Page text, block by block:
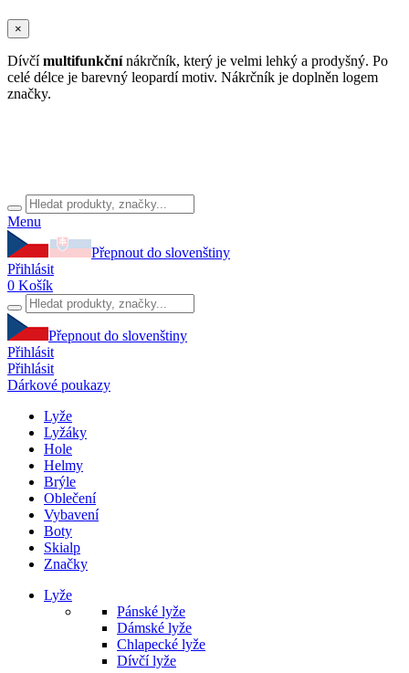
×
Dívčímultifunkčnínákrčník, který je velmi lehký a prodyšný. Po
celé délce je barevný leopardí motiv. Nákrčník je doplněn logem
značky.
Menu
Přepnout do slovenštiny
Přihlásit
0 Košík
Přepnout do slovenštiny
Přihlásit
Přihlásit
Dárkové poukazy
Lyže
Lyžáky
Hole
Helmy
Brýle
Oblečení
Vybavení
Boty
Skialp
Značky
Lyže
Pánské lyže
Dámské lyže
Chlapecké lyže
Dívčí lyže